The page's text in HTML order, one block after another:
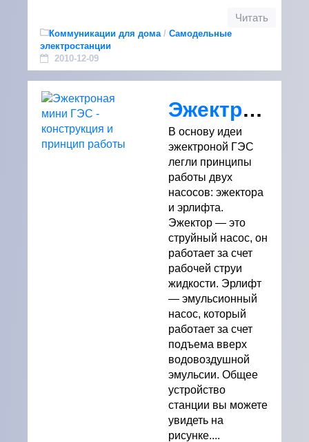
Читать
Коммуникации для дома/ Самодельные
электростанции
2010-12-09
Эжектроная мини ГЭС - конструкция и принцип работы
В основу идеи
эжектроной ГЭС
легли принципы
работы двух
насосов: эжектора
и эрлифта.
Эжектор — это
струйный насос, он
работает за счет
рабочей струи
жидкости. Эрлифт
— эмульсионный
насос, который
работает за счет
подъема вверх
водовоздушной
эмульсии. Общее
устройство
станции вы можете
увидеть на
рисунке....